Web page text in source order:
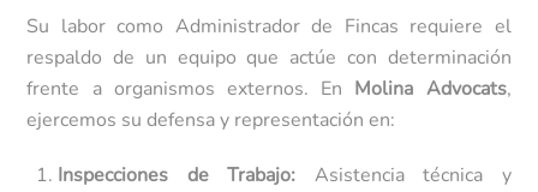
Su labor como Administrador de Fincas requiere el
respaldo de un equipo que actúe con determinación
frente a organismos externos. En Molina Advocats,
ejercemos su defensa y representación en:
Inspecciones de Trabajo: Asistencia técnica y